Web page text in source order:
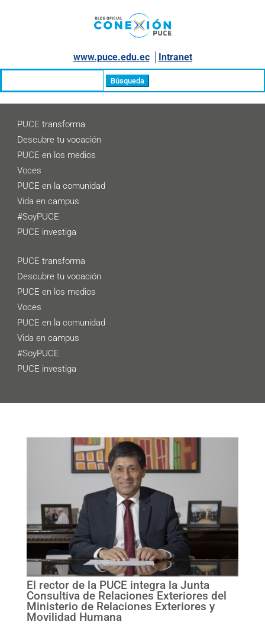
www.puce.edu.ec│ Intranet
PUCE transforma
Descubre tu vocación
PUCE en los medios
Voces
PUCE en la comunidad
Vida en campus
#SoyPUCE
PUCE investiga
PUCE transforma
Descubre tu vocación
PUCE en los medios
Voces
PUCE en la comunidad
Vida en campus
#SoyPUCE
PUCE investiga
El rector de la PUCE integra la Junta
Consultiva de Relaciones Exteriores del
Ministerio de Relaciones Exteriores y
Movilidad Humana